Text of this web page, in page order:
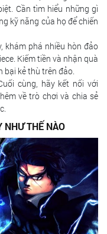
Cần tìm hiểu những gì
kỹ năng của họ để chiến
khám phá nhiều hòn đảo
Kiếm tiền và nhận quà
bại kẻ thù trên đảo.
cùng, hãy kết nối với
về trò chơi và chia sẻ
NHƯ THẾ NÀO